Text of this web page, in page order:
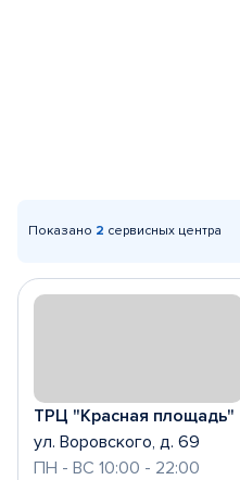
Показано 2 сервисных центра
ТРЦ "Красная площадь"
ул. Воровского, д. 69
ПН - ВС 10:00 - 22:00